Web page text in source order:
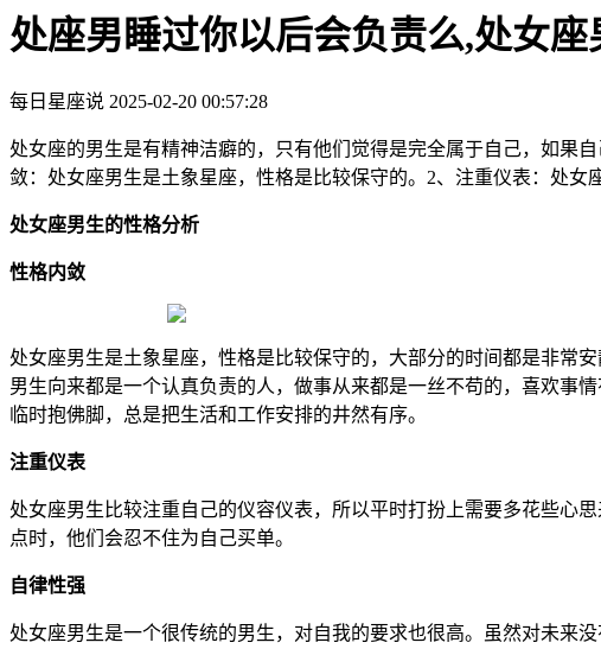
处座男睡过你以后会负责么,处女
每日星座说 2025-02-20 00:57:28
处女座的男生是有精神洁癖的，只有他们觉得是完全属于自己，如果
敛：处女座男生是土象星座，性格是比较保守的。2、注重仪表：处
处女座男生的性格分析
性格内敛
处女座男生是土象星座，性格是比较保守的，大部分的时间都是非常
男生向来都是一个认真负责的人，做事从来都是一丝不苟的，喜欢事
临时抱佛脚，总是把生活和工作安排的井然有序。
注重仪表
处女座男生比较注重自己的仪容仪表，所以平时打扮上需要多花些心
点时，他们会忍不住为自己买单。
自律性强
处女座男生是一个很传统的男生，对自我的要求也很高。虽然对未来